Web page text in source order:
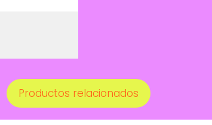
Productos relacionados